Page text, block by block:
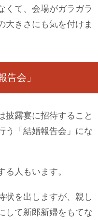
くて、会場がガラガラ
大きさにも気を付けま
告会」
披露宴に招待すること
う「結婚報告会」にな
人もいます。
状を出しますが、親し
して新郎新婦をもてな